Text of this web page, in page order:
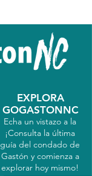
EXPLORA
GOGASTONNC
Echa un vistazo a la
¡Consulta la última
guía del condado de
Gastón y comienza a
explorar hoy mismo!